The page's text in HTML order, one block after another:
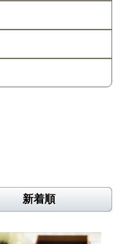
新着順